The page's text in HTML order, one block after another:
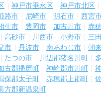
神戸市垂水区 神戸市北区
路市 尼崎市 明石市 西宮
生市 豊岡市 加古川市 赤
高砂市 川西市 小野市 三
市 丹波市 南あわじ市 朝
たつの市 川辺郡猪名川町
古郡播磨町 神崎郡市川町
保郡太子町 赤穂郡上郡町
方郡新温泉町